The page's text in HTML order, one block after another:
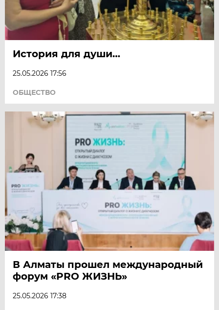
История для души…
25.05.2026 17:56
ОБЩЕСТВО
В Алматы прошел международный
форум «PRO ЖИЗНЬ»
25.05.2026 17:38